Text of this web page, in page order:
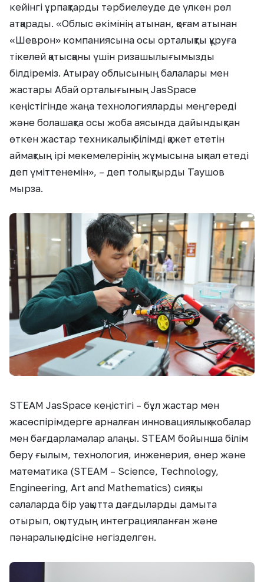
кейінгі ұрпақтарды тәрбиелеуде де үлкен рөл
атқарады. «Облыс әкімінің атынан, қоғам атынан
«Шеврон» компаниясына осы орталықты құруға
тікелей қатысқаны үшін ризашылығымызды
білдіреміз. Атырау облысының балалары мен
жастары Абай орталығының JasSpace
кеңістігінде жаңа технологияларды меңгереді
және болашақта осы жоба аясында дайындықтан
өткен жастар техникалық білімді қажет ететін
аймақтың ірі мекемелерінің жұмысына ықпал етеді
деп үміттенемін», – деп толықтырды Таушов
мырза.
STEAM JasSpace кеңістігі – бұл жастар мен
жасөспірімдерге арналған инновациялық жобалар
мен бағдарламалар алаңы. STEAM бойынша білім
беру ғылым, технология, инженерия, өнер және
математика (STEAM – Science, Technology,
Engineering, Art and Mathematics) сияқты
салаларда бір уақытта дағдыларды дамыта
отырып, оқытудың интеграцияланған және
пәнаралық әдісіне негізделген.